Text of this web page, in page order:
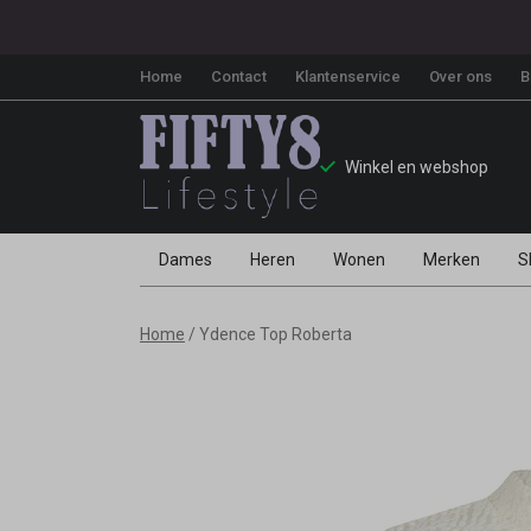
Home Contact Klantenservice Over ons
Winkel en webshop
Dames Heren Wonen Merken
Ydence
Home Ydence Top Roberta